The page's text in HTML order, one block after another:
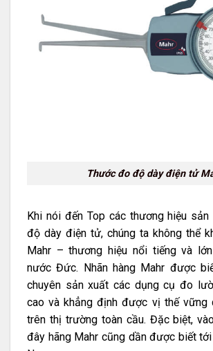
Thước đo độ dày điện tử
Khi nói đến Top các thương hiệu
độ dày điện tử, chúng ta không thể
Mahr – thương hiệu nổi tiếng và
nước Đức. Nhãn hàng Mahr được
chuyên sản xuất các dụng cụ đo
cao và khẳng định được vị thế vững
trên thị trường toàn cầu. Đặc biệt,
đây hãng Mahr cũng dần được biết